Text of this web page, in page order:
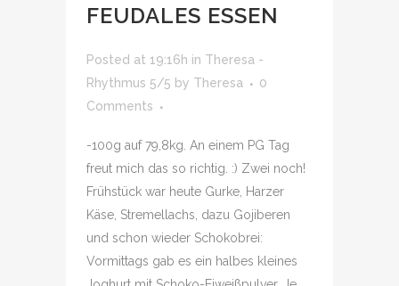
FEUDALES ESSEN
Posted at 19:16h in Theresa -
Rhythmus 5/5 by Theresa
0
Comments
-100g auf 79,8kg. An einem PG Tag
freut mich das so richtig. :) Zwei noch!
Frühstück war heute Gurke, Harzer
Käse, Stremellachs, dazu Gojiberen
und schon wieder Schokobrei:
Vormittags gab es ein halbes kleines